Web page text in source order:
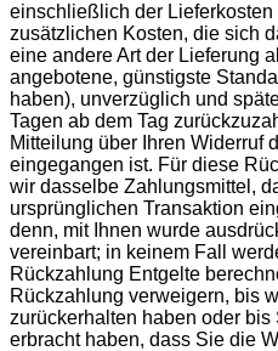
einschließlich der Lieferkosten
zusätzlichen Kosten, die sich
eine andere Art der Lieferung
angebotene, günstigste
haben), unverzüglich und
Tagen ab dem Tag
Mitteilung über Ihren Widerruf
eingegangen ist. Für diese
wir dasselbe Zahlungsmittel,
ursprünglichen Transaktion
denn, mit Ihnen wurde
vereinbart; in keinem Fall
Rückzahlung Entgelte
Rückzahlung verweigern, bis
zurückerhalten haben oder
erbracht haben, dass Sie die